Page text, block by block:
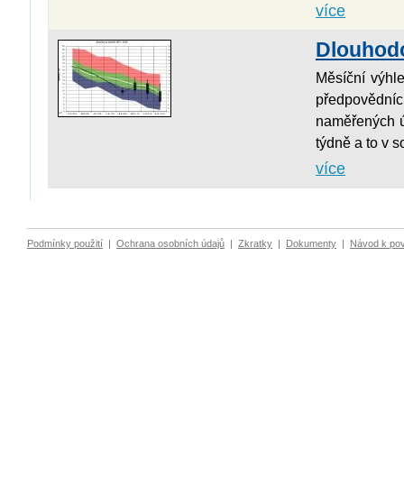
více
Měsíční
naměřených
týdně a to v
více
Podmínky použití | Ochrana osobních údajů | Zkratky | Dokumenty | Návod k